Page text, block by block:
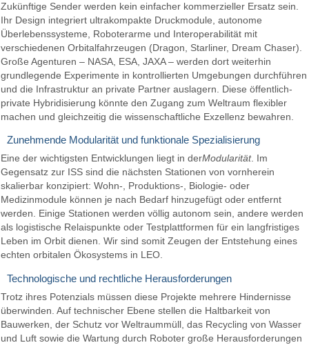
Zukünftige Sender werden kein einfacher kommerzieller Ersatz sein.
Ihr Design integriert ultrakompakte Druckmodule, autonome
Überlebenssysteme, Roboterarme und Interoperabilität mit
verschiedenen Orbitalfahrzeugen (Dragon, Starliner, Dream Chaser).
Große Agenturen – NASA, ESA, JAXA – werden dort weiterhin
grundlegende Experimente in kontrollierten Umgebungen durchführen
und die Infrastruktur an private Partner auslagern. Diese öffentlich-
private Hybridisierung könnte den Zugang zum Weltraum flexibler
machen und gleichzeitig die wissenschaftliche Exzellenz bewahren.
Zunehmende Modularität und funktionale Spezialisierung
Eine der wichtigsten Entwicklungen liegt in derModularität. Im
Gegensatz zur ISS sind die nächsten Stationen von vornherein
skalierbar konzipiert: Wohn-, Produktions-, Biologie- oder
Medizinmodule können je nach Bedarf hinzugefügt oder entfernt
werden. Einige Stationen werden völlig autonom sein, andere werden
als logistische Relaispunkte oder Testplattformen für ein langfristiges
Leben im Orbit dienen. Wir sind somit Zeugen der Entstehung eines
echten orbitalen Ökosystems in LEO.
Technologische und rechtliche Herausforderungen
Trotz ihres Potenzials müssen diese Projekte mehrere Hindernisse
überwinden. Auf technischer Ebene stellen die Haltbarkeit von
Bauwerken, der Schutz vor Weltraummüll, das Recycling von Wasser
und Luft sowie die Wartung durch Roboter große Herausforderungen